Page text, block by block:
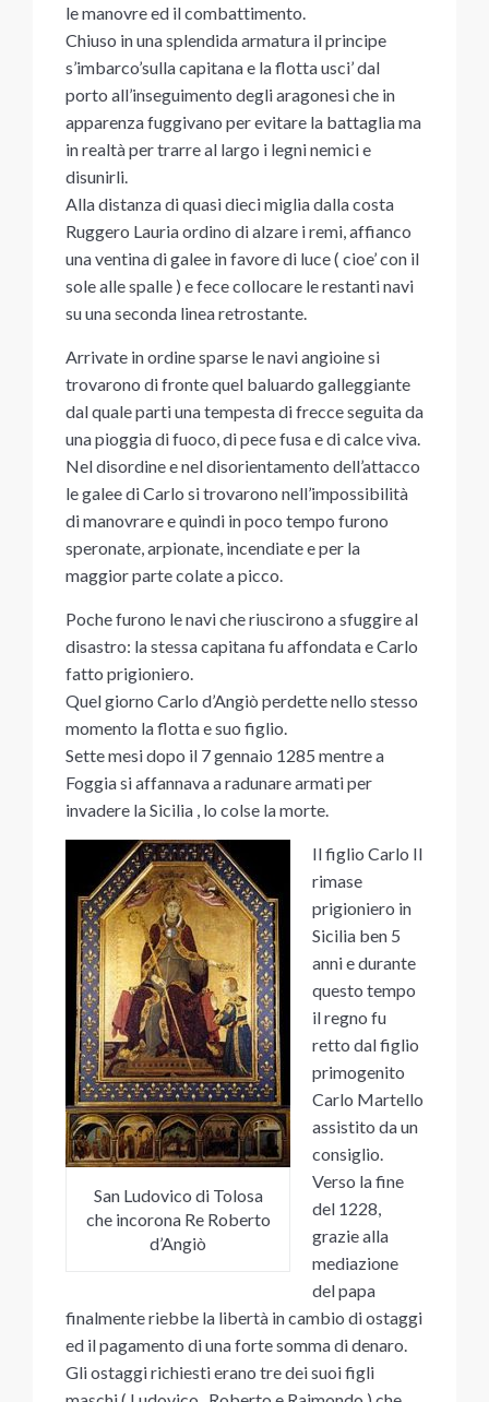
le manovre ed il combattimento.
Chiuso in una splendida armatura il principe
s’imbarco’sulla capitana e la flotta usci’ dal
porto all’inseguimento degli aragonesi che in
apparenza fuggivano per evitare la battaglia ma
in realtà per trarre al largo i legni nemici e
disunirli.
Alla distanza di quasi dieci miglia dalla costa
Ruggero Lauria ordino di alzare i remi, affianco
una ventina di galee in favore di luce ( cioe’ con il
sole alle spalle ) e fece collocare le restanti navi
su una seconda linea retrostante.
Arrivate in ordine sparse le navi angioine si
trovarono di fronte quel baluardo galleggiante
dal quale parti una tempesta di frecce seguita da
una pioggia di fuoco, di pece fusa e di calce viva.
Nel disordine e nel disorientamento dell’attacco
le galee di Carlo si trovarono nell’impossibilità
di manovrare e quindi in poco tempo furono
speronate, arpionate, incendiate e per la
maggior parte colate a picco.
Poche furono le navi che riuscirono a sfuggire al
disastro: la stessa capitana fu affondata e Carlo
fatto prigioniero.
Quel giorno Carlo d’Angiò perdette nello stesso
momento la flotta e suo figlio.
Sette mesi dopo il 7 gennaio 1285 mentre a
Foggia si affannava a radunare armati per
invadere la Sicilia , lo colse la morte.
San Ludovico di Tolosa
che incorona Re Roberto
d’Angiò
Il figlio Carlo II
rimase
prigioniero in
Sicilia ben 5
anni e durante
questo tempo
il regno fu
retto dal figlio
primogenito
Carlo Martello
assistito da un
consiglio.
Verso la fine
del 1228,
grazie alla
mediazione
del papa
finalmente riebbe la libertà in cambio di ostaggi
ed il pagamento di una forte somma di denaro.
Gli ostaggi richiesti erano tre dei suoi figli